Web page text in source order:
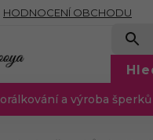
HODNOCENÍ OBCHODU
PODMÍNKY OCHRANY
a výroba šperků